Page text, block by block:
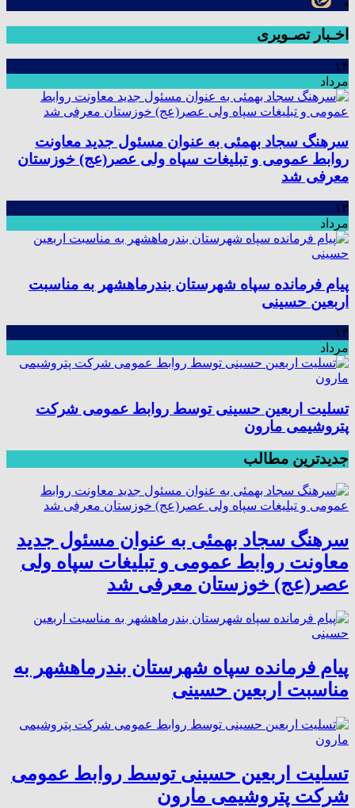
اخـبار تصـویری
۱۴
مرداد
سرهنگ سجاد بهمئی به عنوان مسئول جدید معاونت
روابط عمومی و تبلیغات سپاه ولی عصر(عج) خوزستان
معرفی شد
۱۳
مرداد
پیام فرمانده سپاه شهرستان بندرماهشهر به مناسبت
اربعین حسینی
۱۳
مرداد
تسلیت اربعین حسینی توسط روابط عمومی شرکت
پتروشیمی مارون
جدیدترین مطالب
سرهنگ سجاد بهمئی به عنوان مسئول جدید
معاونت روابط عمومی و تبلیغات سپاه ولی
عصر(عج) خوزستان معرفی شد
پیام فرمانده سپاه شهرستان بندرماهشهر به
مناسبت اربعین حسینی
تسلیت اربعین حسینی توسط روابط عمومی
شرکت پتروشیمی مارون